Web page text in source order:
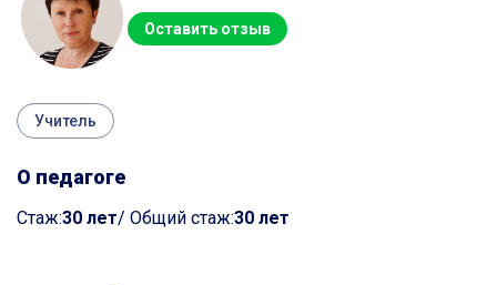
Оставить отзыв
Учитель
О педагоге
Cтаж:30 лет/ Общий стаж:30 лет